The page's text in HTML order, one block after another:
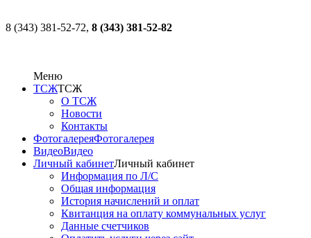
8 (343) 381-52-72, 8 (343) 381-52-82
Меню
ТСЖТСЖ
О ТСЖ
Новости
Контакты
ФотогалереяФотогалерея
ВидеоВидео
Личный кабинетЛичный кабинет
Информация по Л/С
Общая информация
История начислений и оплат
Квитанция на оплату коммунальных услуг
Данные счетчиков